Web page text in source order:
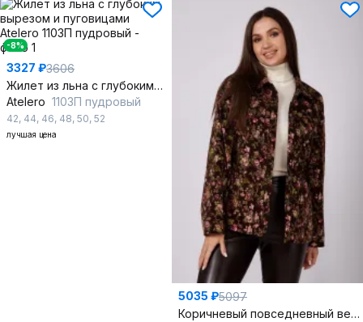
-8%
3327 ₽3606
Жилет из льна с глубоким вырезом и пуговицами
Atelero 1103П пудровый
42, 44, 46, 48, 50, 52
лучшая цена
5035 ₽5097
Коричневый повседневный вельветовый жакет с кулисой